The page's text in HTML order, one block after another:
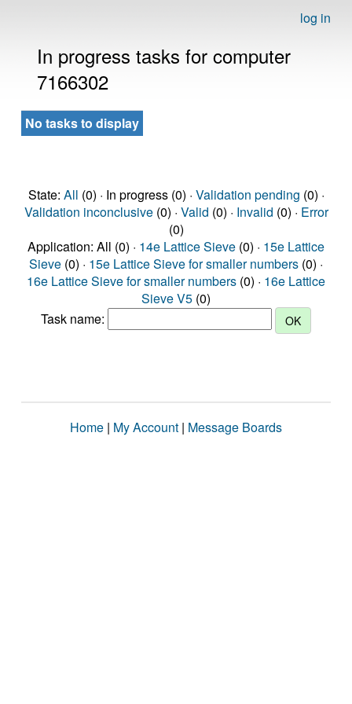
log in
In progress tasks for computer
7166302
No tasks to display
State: All (0) · In progress (0) · Validation pending (0) ·
Validation inconclusive(0) · Valid (0) · Invalid (0) · Error
(0)
Application: All (0) · 14e Lattice Sieve (0) · 15e Lattice
Sieve (0) · 15e Lattice Sieve for smaller numbers (0) ·
16e Lattice Sieve for smaller numbers (0) · 16e Lattice
Sieve V5 (0)
Task name:
Home | My Account | Message Boards